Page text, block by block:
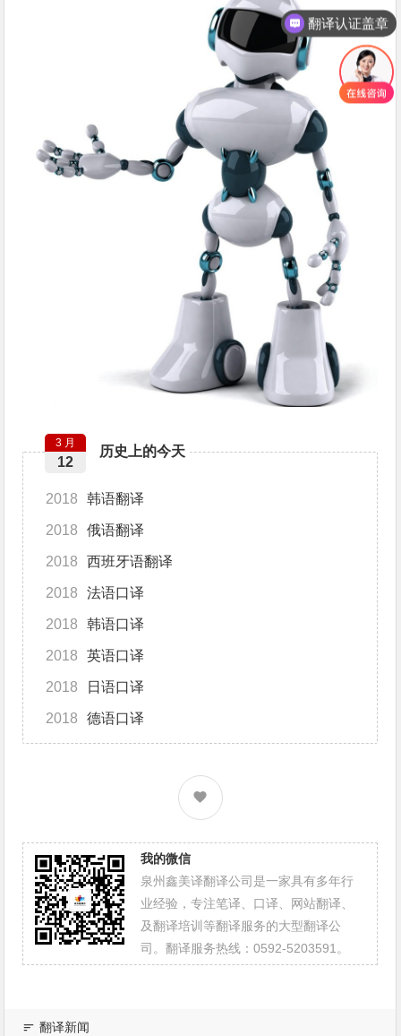
历史上的今天
3 月
12
2018 韩语翻译
2018 俄语翻译
2018 西班牙语翻译
2018 法语口译
2018 韩语口译
2018 英语口译
2018 日语口译
2018 德语口译
我的微信
泉州鑫美译翻译公司是一家具有多年行
业经验，专注笔译、口译、网站翻译、
及翻译培训等翻译服务的大型翻译公
司。翻译服务热线：0592-5203591。
翻译新闻
翻译认证盖章